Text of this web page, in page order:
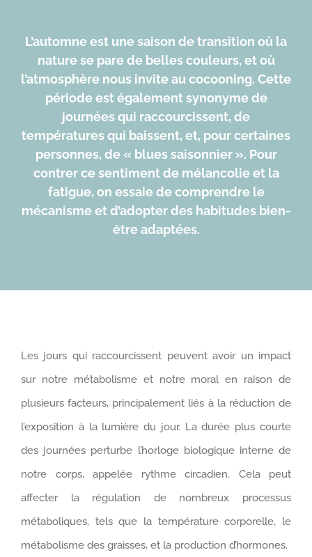
L’automne est une saison de transition où la
nature se pare de belles couleurs, et où
l’atmosphère nous invite au cocooning. Cette
période est également synonyme de
journées qui raccourcissent, de
températures qui baissent, et, pour certaines
personnes, de « blues saisonnier ». Pour
contrer ce sentiment de mélancolie et la
fatigue, on essaie de comprendre le
mécanisme et d’adopter des habitudes bien-
être adaptées.
Les jours qui raccourcissent peuvent avoir un impact
sur notre métabolisme et notre moral en raison de
plusieurs facteurs, principalement liés à la réduction de
l’exposition à la lumière du jour. La durée plus courte
des journées perturbe l’horloge biologique interne de
notre corps, appelée rythme circadien. Cela peut
affecter la régulation de nombreux processus
métaboliques, tels que la température corporelle, le
métabolisme des graisses, et la production d’hormones.